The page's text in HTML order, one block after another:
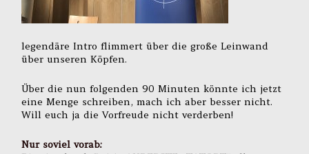
legendäre Intro flimmert über die große Leinwand
über unseren Köpfen.
Über die nun folgenden 90 Minuten könnte ich jetzt
eine Menge schreiben, mach ich aber besser nicht.
Will euch ja die Vorfreude nicht verderben!
Nur soviel vorab: